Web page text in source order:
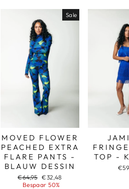
Sale
MOVED FLOWER
PEACHED EXTRA
FLARE PANTS -
BLAUW DESSIN
Adviesprijs
€64,95 Aanbiedingsprijs
€32,48
Bespaar 50%
TOP -